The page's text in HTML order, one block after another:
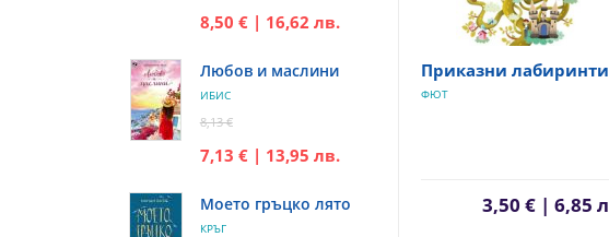
8,50 € | 16,62 лв.
Любов и маслини
ИБИС
8,13 €
7,13 € | 13,95 лв.
Моето гръцко лято
КРЪГ
Приказни лабиринти
ФЮТ
3,50 € | 6,85